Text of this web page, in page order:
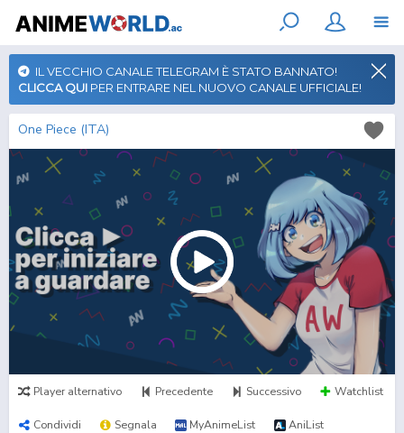
IL VECCHIO CANALE TELEGRAM È STATO BANNATO!
CLICCA QUI PER ENTRARE NEL NUOVO CANALE UFFICIALE!
One Piece (ITA)
Player alternativo Precedente Successivo Watchlist
Condividi Segnala MyAnimeList AniList